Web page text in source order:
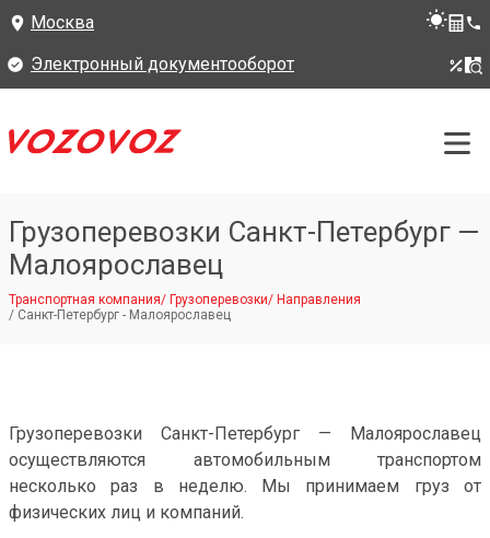
Москва
Электронный документооборот
Грузоперевозки Санкт-Петербург —
Малоярославец
Транспортная компания/ Грузоперевозки/ Направления
/ Санкт-Петербург - Малоярославец
Грузоперевозки Санкт-Петербург — Малоярославец
осуществляются автомобильным транспортом
несколько раз в неделю. Мы принимаем груз от
физических лиц и компаний.